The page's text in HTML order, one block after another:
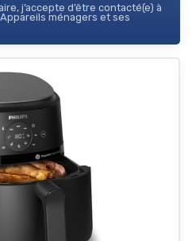
j’accepte d’être contacté(e) à
ménagers et ses